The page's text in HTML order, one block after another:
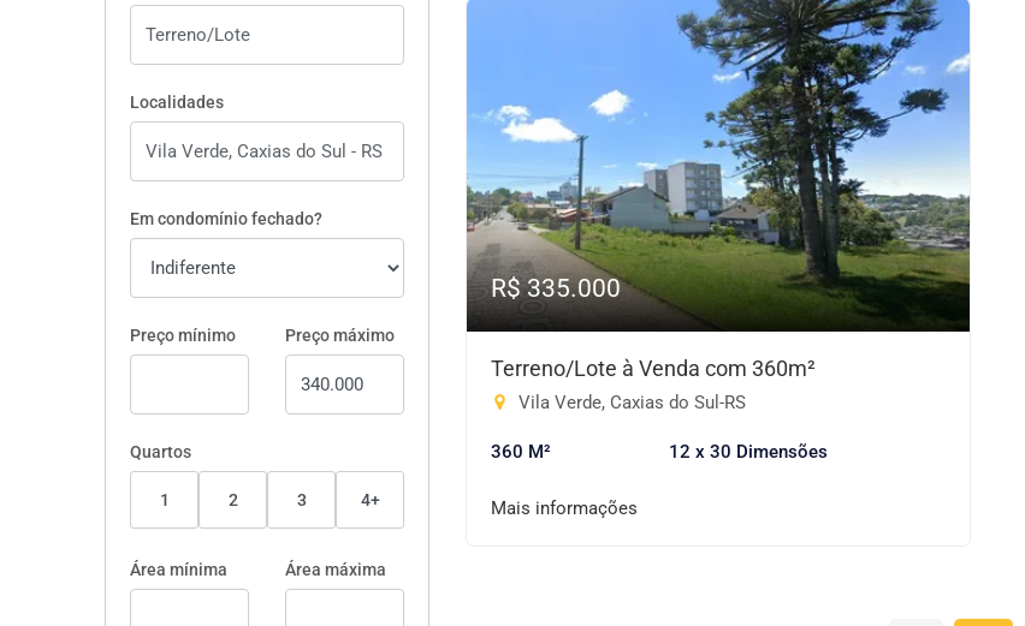
Localidades
Em condomínio fechado?
Preço mínimo Preço máximo
Quartos
1 2 3 4+
Área mínima Área máxima
R$ 335.000
Terreno/Lote à Venda com 360m²
Vila Verde, Caxias do Sul-RS
360 M² 12 x 30 Dimensões
Mais informações